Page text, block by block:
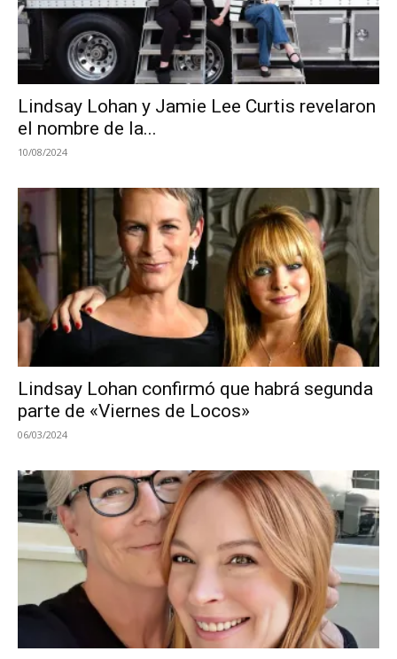
Lindsay Lohan y Jamie Lee Curtis revelaron
el nombre de la...
10/08/2024
Lindsay Lohan confirmó que habrá segunda
parte de «Viernes de Locos»
06/03/2024